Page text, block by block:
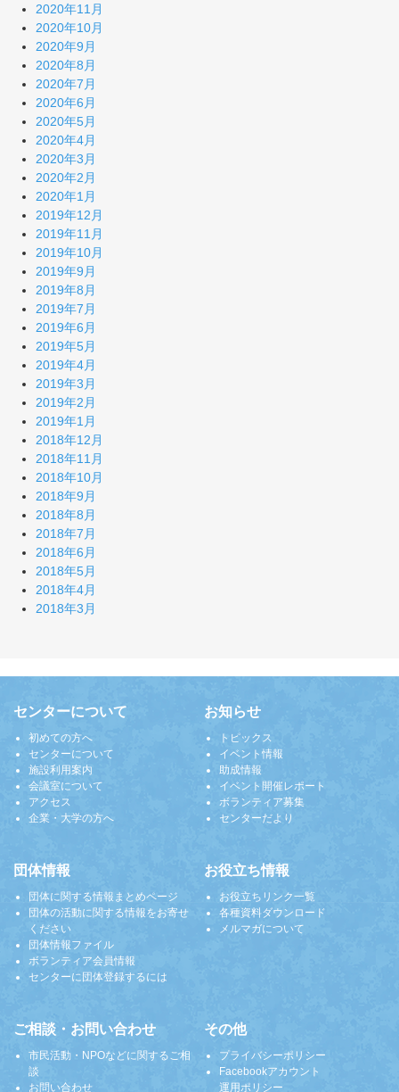
2020年11月
2020年10月
2020年9月
2020年8月
2020年7月
2020年6月
2020年5月
2020年4月
2020年3月
2020年2月
2020年1月
2019年12月
2019年11月
2019年10月
2019年9月
2019年8月
2019年7月
2019年6月
2019年5月
2019年4月
2019年3月
2019年2月
2019年1月
2018年12月
2018年11月
2018年10月
2018年9月
2018年8月
2018年7月
2018年6月
2018年5月
2018年4月
2018年3月
センターについて
初めての方へ
センターについて
施設利用案内
会議室について
アクセス
企業・大学の方へ
お知らせ
トピックス
イベント情報
助成情報
イベント開催レポート
ボランティア募集
センターだより
団体情報
団体に関する情報まとめページ
団体の活動に関する情報をお寄せ
ください
団体情報ファイル
ボランティア会員情報
センターに団体登録するには
お役立ち情報
お役立ちリンク一覧
各種資料ダウンロード
メルマガについて
ご相談・お問い合わせ
市民活動・NPOなどに関するご相
談
お問い合わせ
その他
プライバシーポリシー
Facebookアカウント
運用ポリシー